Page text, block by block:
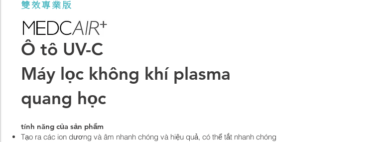
雙效專業版
Ô tô UV-C
Máy lọc không khí plasma
quang học
tính năng của sản phẩm
Tạo ra các ion dương và âm nhanh chóng và hiệu quả, có thể tắt nhanh chóng